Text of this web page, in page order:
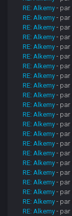
RE: Alkemy - par
RE: Alkemy - par
RE: Alkemy - par
RE: Alkemy - par
RE: Alkemy - par
RE: Alkemy - par
RE: Alkemy - par
RE: Alkemy - par
RE: Alkemy - par
RE: Alkemy - par
RE: Alkemy - par
RE: Alkemy - par
RE: Alkemy - par
RE: Alkemy - par
RE: Alkemy - par
RE: Alkemy - par
RE: Alkemy - par
RE: Alkemy - par
RE: Alkemy - par
RE: Alkemy - par
RE: Alkemy - par
RE: Alkemy - par